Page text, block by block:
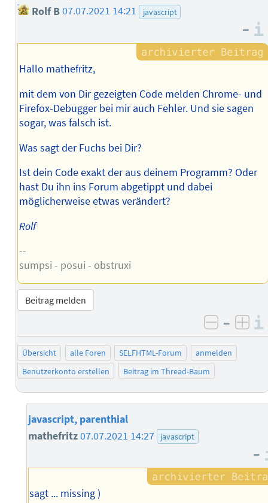
Rolf B07.07.2021 14:21 javascript
–
Hallo mathefritz,
mit dem von Dir gezeigten Code melden Chrome- und
Firefox-Debugger bei mir auch Fehler. Und sie sagen
sogar, was falsch ist.
Was sagt der Fuchs bei Dir?
Ist dein Code exakt der aus deinem Programm? Oder
hast Du ihn ins Forum abgetippt und dabei
möglicherweise etwas verändert?
Rolf
--
sumpsi - posui - obstruxi
Beitrag melden
negativ
–
Übersicht alle Foren SELFHTML-Forum
anmelden
Benutzerkonto erstellen
Beitrag im Thread-Baum
javascript, parenthial
mathefritz07.07.2021 14:27 javascript
–
sagt ... missing )